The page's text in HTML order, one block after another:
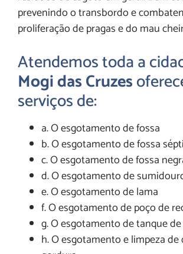
prevenindo o transbordo e
proliferação de pragas e do mau
Atendemos toda a
Mogi das Cruzes
serviços de:
a. O esgotamento de fossa
b. O esgotamento de fossa
c. O esgotamento de fossa
d. O esgotamento de
e. O esgotamento de lama
f. O esgotamento de poço de
g. O esgotamento de tanque
h. O esgotamento e limpeza de